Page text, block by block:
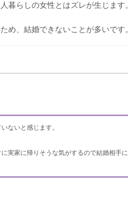
暮らしの女性とはズレが生じます。
め、結婚できないことが多いです。
ないと感じます。
実家に帰りそうな気がするので結婚相手に